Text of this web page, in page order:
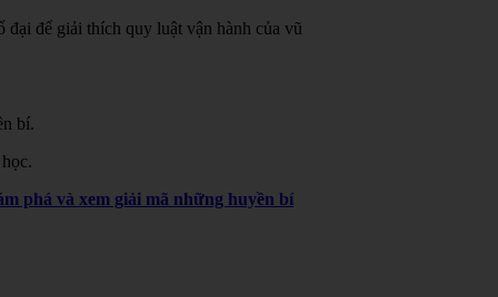
để giải thích quy luật vận hành của vũ
bí.
phá và xem giải mã những huyền bí